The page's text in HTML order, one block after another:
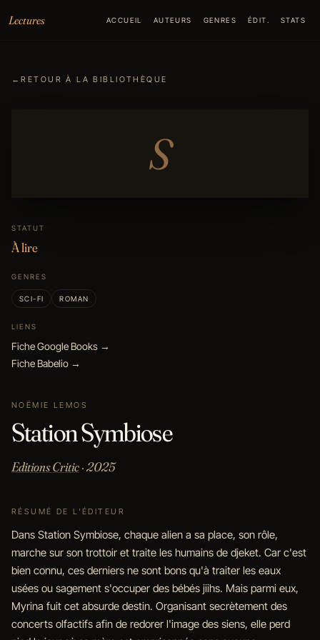
Lectures
ACCUEIL AUTEURS GENRES ÉDIT. STATS
←RETOUR À LA BIBLIOTHÈQUE
S
STATUT
À lire
GENRES
SCI-FI ROMAN
LIENS
Fiche Google Books →
Fiche Babelio →
NOËMIE LEMOS
Station Symbiose
Editions Critic· 2025
RÉSUMÉ DE L'ÉDITEUR
Dans Station Symbiose, chaque alien a sa place, son rôle,
marche sur son trottoir et traite les humains de djeket. Car c'est
bien connu, ces derniers ne sont bons qu'à traiter les eaux
usées ou sagement s'occuper des bébés jiihs. Mais parmi eux,
Myrina fuit cet absurde destin. Organisant secrètement des
concerts olfactifs afin de redorer l'image des siens, elle perd